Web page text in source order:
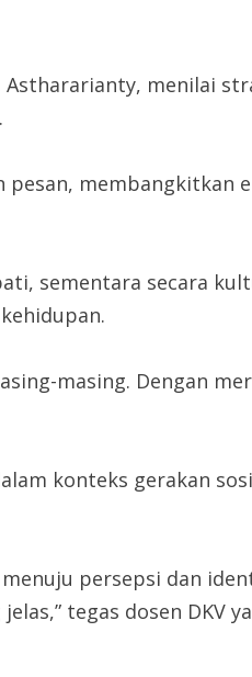
Asthararianty, menilai
membangkitkan
sementara secara
masing. Dengan
konteks gerakan
persepsi dan
tegas dosen DKV